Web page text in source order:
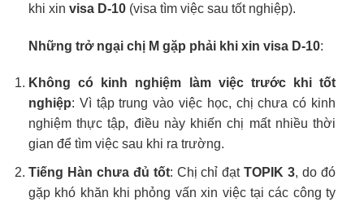
khi xin visa D-10 (visa tìm việc sau tốt nghiệp).
Những trở ngại chị M gặp phải khi xin visa D-10:
Không có kinh nghiệm làm việc trước khi tốt
nghiệp: Vì tập trung vào việc học, chị chưa có kinh
nghiệm thực tập, điều này khiến chị mất nhiều thời
gian để tìm việc sau khi ra trường.
Tiếng Hàn chưa đủ tốt: Chị chỉ đạtTOPIK 3, do đó
gặp khó khăn khi phỏng vấn xin việc tại các công ty